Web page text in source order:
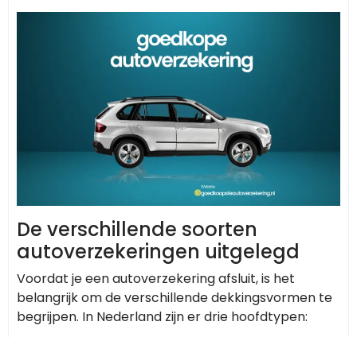
De verschillende soorten
autoverzekeringen uitgelegd
Voordat je een autoverzekering afsluit, is het
belangrijk om de verschillende dekkingsvormen te
begrijpen. In Nederland zijn er drie hoofdtypen: